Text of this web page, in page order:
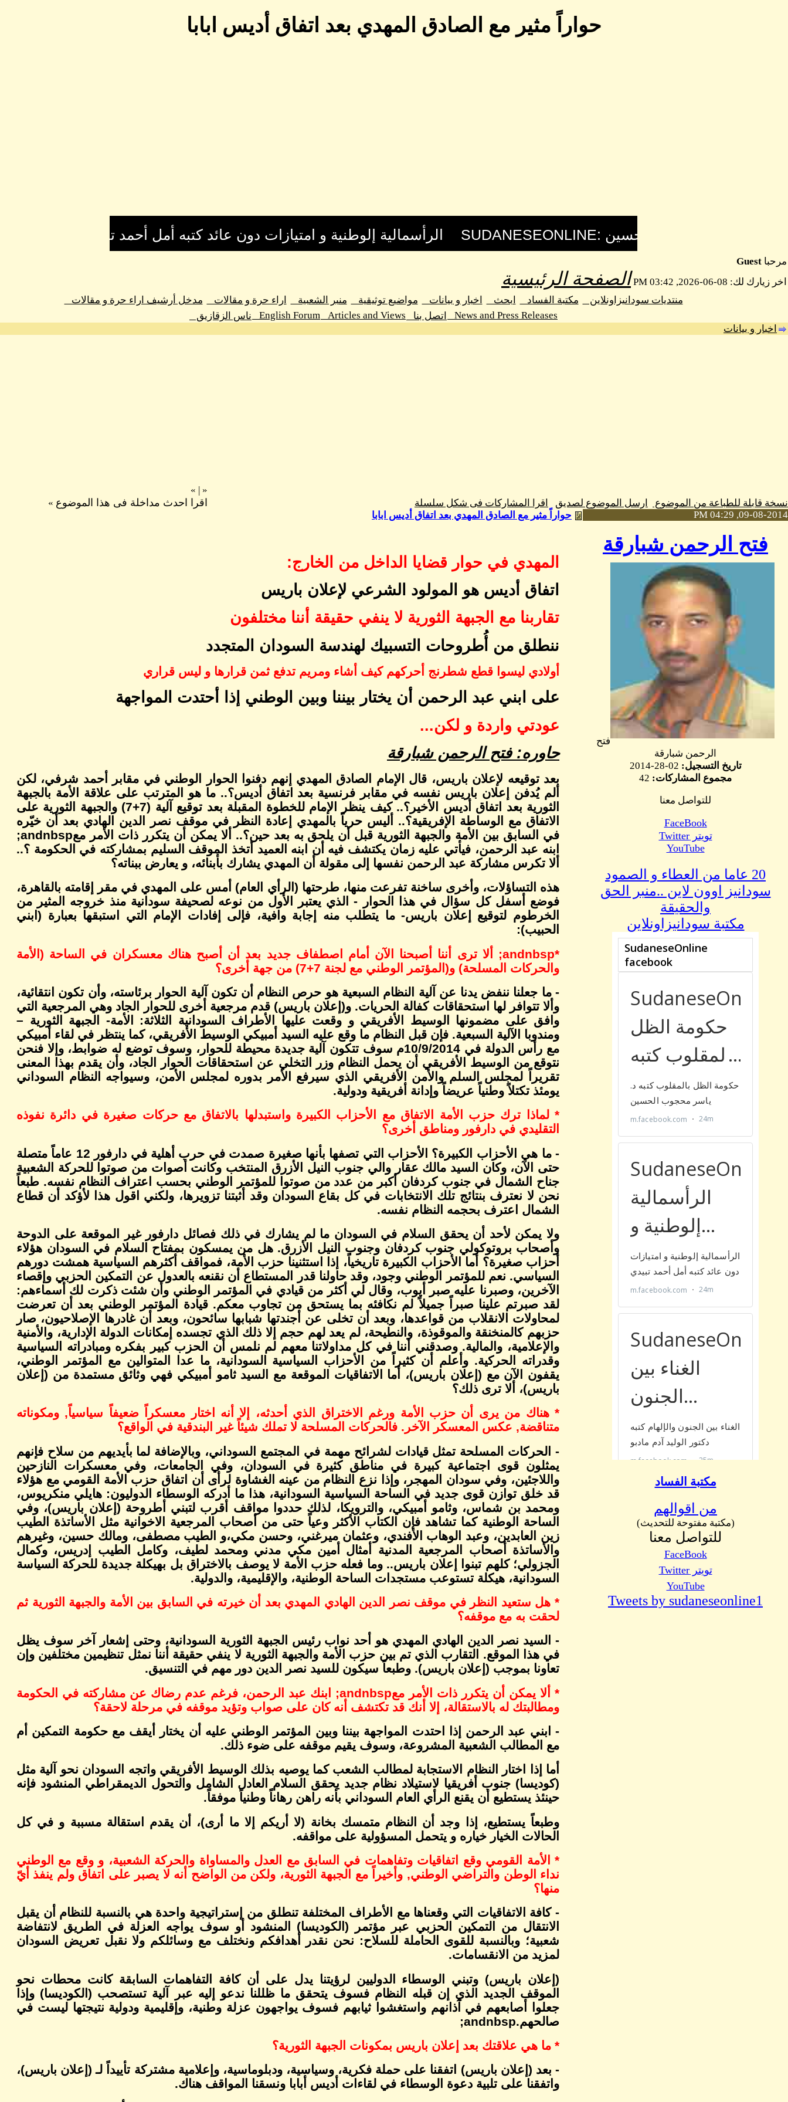
حواراً مثير مع الصادق المهدي بعد اتفاق أديس ابابا
مرحبا Guest
اخر زيارك لك: 08-06-2026, 03:42 PM
الصفحة الرئيسية
منتديات سودانيزاونلاين مكتبة الفساد ابحث اخبار و بيانات مواضيع توثيقية منبر الشعبية اراء حرة و مقالات
مدخل أرشيف اراء حرة و مقالات
News and Press Releases
اتصل بنا Articles and Views
English Forum
ناس الزقازيق
اخبار و بيانات
نسخة قابلة للطباعة من الموضوع ارسل الموضوع لصديق اقرا المشاركات فى شكل سلسلة
«
|
»
اقرا احدث مداخلة فى هذا الموضوع »
09-08-2014, 04:29 PM
فتح الرحمن شبارقة
فتح
الرحمن شبارقة
تاريخ التسجيل:
مجموع المشاركات:
للتواصل معنا
FaceBook
تويتر Twitter
YouTube
20 عاما من العطاء و الصمود
سودانيز اوون لاين ..منبر الحق
والحقيقة
مكتبة سودانيزاونلاين
مكتبة الفساد
من اقوالهم
(مكتبة مفتوحة للتحديث)
للتواصل معنا
FaceBook
تويتر Twitter
YouTube
Tweets by sudaneseonline1
حواراً مثير مع الصادق المهدي بعد اتفاق أديس ابابا
المهدي في حوار قضايا الداخل من الخارج:
اتفاق أديس هو المولود الشرعي لإعلان باريس
تقاربنا مع الجبهة الثورية لا ينفي حقيقة أننا مختلفون
ننطلق من أُطروحات التسبيك لهندسة السودان المتجدد
أولادي ليسوا قطع شطرنج أحركهم كيف أشاء ومريم تدفع ثمن قرارها و ليس قراري
على ابني عبد الرحمن أن يختار بيننا وبين الوطني إذا أحتدت المواجهة
عودتي واردة و لكن...
حاوره: فتح الرحمن شبارقة
بعد توقيعه لإعلان باريس، قال الإمام الصادق المهدي إنهم دفنوا الحوار الوطني في مقابر أحمد شرفي، لكن
ألم يُدفن إعلان باريس نفسه في مقابر فرنسية بعد اتفاق أديس؟.. ما هو المترتب على علاقة الأمة بالجبهة
الثورية بعد اتفاق أديس الأخير؟.. كيف ينظر الإمام للخطوة المقبلة بعد توقيع آلية (7+7) والجبهة الثورية على
الاتفاق مع الوساطة الإفريقية؟.. أليس حرياً بالمهدي إعادة النظر في موقف نصر الدين الهادي بعد أن خيّره
في السابق بين الأمة والجبهة الثورية قبل أن يلحق به بعد حين؟.. ألا يمكن أن يتكرر ذات الأمر معandnbsp;
ابنه عبد الرحمن، فيأتي عليه زمان يكتشف فيه أن ابنه العميد أتخذ الموقف السليم بمشاركته في الحكومة ؟..
ألا تكرس مشاركة عبد الرحمن نفسها إلى مقولة أن المهدي يشارك بأبنائه، و يعارض ببناته؟
هذه التساؤلات، وأخرى ساخنة تفرعت منها، طرحتها (الرأي العام) أمس على المهدي في مقر إقامته بالقاهرة،
فوضع أسفل كل سؤال في هذا الحوار - الذي يعتبر الأول من نوعه لصحيفة سودانية منذ خروجه المثير من
الخرطوم لتوقيع إعلان باريس- ما يتطلب منه إجابة وافية، فإلى إفادات الإمام التي استبقها بعبارة (ابني
الحبيب):
*
andnbsp;
ألا ترى أننا أصبحنا الآن أمام اصطفاف جديد بعد أن أصبح هناك معسكران في الساحة (الأمة
والحركات المسلحة) و(المؤتمر الوطني مع لجنة 7+7) من جهة أخرى؟
- ما جعلنا ننفض يدنا عن آلية النظام السبعية هو حرص النظام أن تكون آلية الحوار برئاسته، وأن تكون انتقائية،
وألا تتوافر لها استحقاقات كفالة الحريات. و(إعلان باريس) قدم مرجعية أخرى للحوار الجاد وهي المرجعية التي
وافق على مضمونها الوسيط الأفريقي و وقعت عليها الأطراف السودانية الثلاثة: الأمة- الجبهة الثورية –
ومندوبا الآلية السبعية. فإن قبل النظام ما وقع عليه السيد أمبيكي الوسيط الأفريقي، كما ينتظر في لقاء أمبيكي
مع رأس الدولة في 10/9/2014م سوف تتكون آلية جديدة محيطة للحوار، وسوف توضع له ضوابط، وإلا فنحن
نتوقع من الوسيط الأفريقي أن يحمل النظام وزر التخلي عن استحقاقات الحوار الجاد، وأن يقدم بهذا المعنى
تقريراً لمجلس السلم والأمن الأفريقي الذي سيرفع الأمر بدوره لمجلس الأمن، وسيواجه النظام السوداني
يومئذ تكتلاً وطنياً عريضاً وإدانة أفريقية ودولية.
* لماذا ترك حزب الأمة الاتفاق مع الأحزاب الكبيرة واستبدلها بالاتفاق مع حركات صغيرة في دائرة نفوذه
التقليدي في دارفور ومناطق أخرى؟
- ما هي الأحزاب الكبيرة؟ الأحزاب التي تصفها بأنها صغيرة صمدت في حرب أهلية في دارفور 12 عاماً متصلة
حتى الآن، وكان السيد مالك عقار والي جنوب النيل الأزرق المنتخب وكانت أصوات من صوتوا للحركة الشعبية
جناح الشمال في جنوب كردفان أكبر من عدد من صوتوا للمؤتمر الوطني بحسب اعتراف النظام نفسه. طبعاً
نحن لا نعترف بنتائج تلك الانتخابات في كل بقاع السودان وقد أثبتنا تزويرها، ولكني اقول هذا لأؤكد أن قطاع
الشمال اعترف بحجمه النظام نفسه.
ولا يمكن لأحد أن يحقق السلام في السودان ما لم يشارك في ذلك فصائل دارفور غير الموقعة على الدوحة
وأصحاب بروتوكولي جنوب كردفان وجنوب النيل الأزرق. هل من يمسكون بمفتاح السلام في السودان هؤلاء
أحزاب صغيرة؟ أما الأحزاب الكبيرة تاريخياً، إذا استثنينا حزب الأمة، فمواقف أكثرهم السياسية همشت دورهم
السياسي. نعم للمؤتمر الوطني وجود، وقد حاولنا قدر المستطاع أن نقنعه بالعدول عن التمكين الحزبي وإقصاء
الآخرين، وصبرنا عليه صبر أيوب، وقال لي أكثر من قيادي في المؤتمر الوطني وأن شئت ذكرت لك أسماءهم:
لقد صبرتم علينا صبراً جميلاً لم نكافئه بما يستحق من تجاوب معكم. قيادة المؤتمر الوطني بعد أن تعرضت
لمحاولات الانقلاب من قواعدها، وبعد أن تخلى عن أجندتها شبابها سائحون، وبعد أن غادرها الإصلاحيون، صار
حزبهم كالمنخنقة والموقوذة، والنطيحة، لم يعد لهم حجم إلا ذلك الذي تجسده إمكانات الدولة الإدارية، والأمنية
والإعلامية، والمالية. وصدقني أننا في كل مداولاتنا معهم لم نلمس أن الحزب كبير بفكره ومبادراته السياسية
وقدراته الحركية. وأعلم أن كثيراً من الأحزاب السياسية السودانية، ما عدا المتوالين مع المؤتمر الوطني،
يقفون الآن مع (إعلان باريس)، أما الاتفاقيات الموقعة مع السيد ثامو أمبيكي فهي وثائق مستمدة من (إعلان
باريس)، ألا ترى ذلك؟
* هناك من يرى أن حزب الأمة ورغم الاختراق الذي أحدثه، إلا أنه اختار معسكراً ضعيفاً سياسياً, ومكوناته
متناقضة, عكس المعسكر الآخر. فالحركات المسلحة لا تملك شيئاً غير البندقية في الواقع؟
- الحركات المسلحة تمثل قيادات لشرائح مهمة في المجتمع السوداني، وبالإضافة لما بأيديهم من سلاح فإنهم
يمثلون قوى اجتماعية كبيرة في مناطق كثيرة في السودان، وفي الجامعات، وفي معسكرات النازحين
واللاجئين، وفي سودان المهجر، وإذا نزع النظام من عينه الغشاوة لرأى أن اتفاق حزب الأمة القومي مع هؤلاء
قد خلق توازن قوى جديد في الساحة السياسية السودانية، هذا ما أدركه الوسطاء الدوليون: هايلي منكريوس،
ومحمد بن شماس، وثامو أمبيكي، والترويكا، لذلك حددوا مواقف أقرب لتبني أطروحة (إعلان باريس)، وفي
الساحة الوطنية كما تشاهد فإن الكتاب الأكثر وعياً حتى من أصحاب المرجعية الاخوانية مثل الأساتذة الطيب
زين العابدين، وعبد الوهاب الأفندي، وعثمان ميرغني، وحسن مكي،و الطيب مصطفى، ومالك حسين، وغيرهم
والأساتذة أصحاب المرجعية المدنية أمثال أمين مكي مدني ومحمد لطيف، وكامل الطيب إدريس، وكمال
الجزولي؛ كلهم تبنوا إعلان باريس.. وما فعله حزب الأمة لا يوصف بالاختراق بل بهيكلة جديدة للحركة السياسة
السودانية، هيكلة تستوعب مستجدات الساحة الوطنية، والإقليمية، والدولية.
* هل ستعيد النظر في موقف نصر الدين الهادي المهدي بعد أن خيرته في السابق بين الأمة والجبهة الثورية ثم
لحقت به مع موقفه؟
- السيد نصر الدين الهادي المهدي هو أحد نواب رئيس الجبهة الثورية السودانية، وحتى إشعار آخر سوف يظل
في هذا الموقع. التقارب الذي تم بين حزب الأمة والجبهة الثورية لا ينفي حقيقة أننا نمثل تنظيمين مختلفين وإن
تعاونا بموجب (إعلان باريس). وطبعاً سيكون للسيد نصر الدين دور مهم في التنسيق.
* ألا يمكن أن يتكرر ذات الأمر معandnbsp;
ابنك عبد الرحمن، فرغم عدم رضاك عن مشاركته في الحكومة
ومطالبتك له بالاستقالة، إلا أنك قد تكتشف أنه كان على صواب وتؤيد موقفه في مرحلة لاحقة؟
- ابني عبد الرحمن إذا احتدت المواجهة بيننا وبين المؤتمر الوطني عليه أن يختار أيقف مع حكومة التمكين أم
مع المطالب الشعبية المشروعة، وسوف يقيم موقفه على ضوء ذلك.
أما إذا اختار النظام الاستجابة لمطالب الشعب كما يوصيه بذلك الوسيط الأفريقي واتجه السودان نحو آلية مثل
(كوديسا) جنوب أفريقيا لاستيلاد نظام جديد يحقق السلام العادل الشامل والتحول الديمقراطي المنشود فإنه
حينئذ يستطيع أن يقنع الرأي العام السوداني بأنه راهن رهاناً وطنياً موفقاً.
وطبعاً يستطيع، إذا وجد أن النظام متمسك بخانة (لا أريكم إلا ما أرى)، أن يقدم استقالة مسببة و في كل
الحالات الخيار خياره و يتحمل المسؤولية على مواقفه.
* الأمة القومي وقع اتفاقيات وتفاهمات في السابق مع العدل والمساواة والحركة الشعبية، و وقع مع الوطني
نداء الوطن والتراضي الوطني, وأخيراً مع الجبهة الثورية، ولكن من الواضح أنه لا يصبر على اتفاق ولم ينفذ أيّ
منها؟
- كافة الاتفاقيات التي وقعناها مع الأطراف المختلفة تنطلق من إستراتيجية واحدة هي بالنسبة للنظام أن يقبل
الانتقال من التمكين الحزبي عبر مؤتمر (الكوديسا) المنشود أو سوف يواجه العزلة في الطريق لانتفاضة
شعبية؛ وبالنسبة للقوى الحاملة للسلاح: نحن نقدر أهدافكم ونختلف مع وسائلكم ولا نقبل تعريض السودان
لمزيد من الانقسامات.
(إعلان باريس) وتبني الوسطاء الدوليين لرؤيتنا يدل على أن كافة التفاهمات السابقة كانت محطات نحو
الموقف الجديد الذي إن قبله النظام فسوف يتحقق ما ظللنا ندعو إليه عبر آلية تستصحب (الكوديسا) وإذا
جعلوا أصابعهم في آذانهم واستغشوا ثيابهم فسوف يواجهون عزلة وطنية، وإقليمية ودولية نتيجتها ليست في
صالحهم.andnbsp;
* ما هي علاقتك بعد إعلان باريس بمكونات الجبهة الثورية؟
- بعد (إعلان باريس) اتفقنا على حملة فكرية، وسياسية، ودبلوماسية، وإعلامية مشتركة تأييداً لـ (إعلان باريس)،
واتفقنا على تلبية دعوة الوسطاء في لقاءات أديس أبابا ونسقنا المواقف هناك.